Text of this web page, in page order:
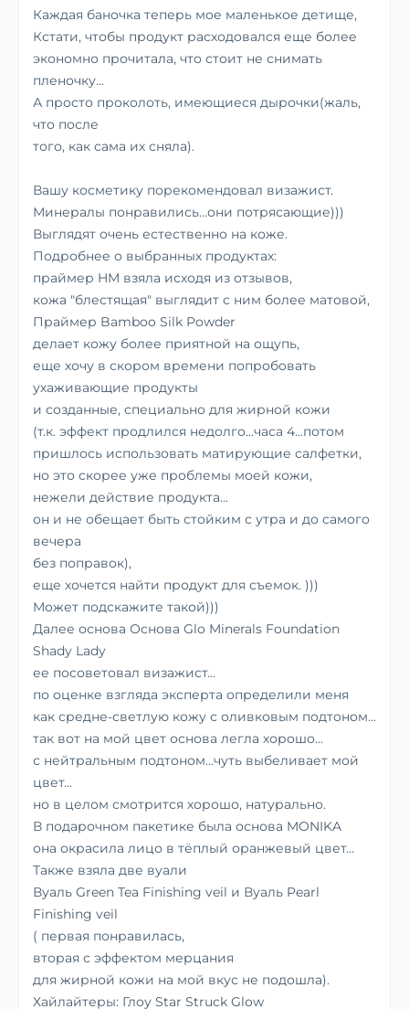
Каждая баночка теперь мое маленькое детище,
Кстати, чтобы продукт расходовался еще более
экономно прочитала, что стоит не снимать
пленочку...
А просто проколоть, имеющиеся дырочки(жаль,
что после
того, как сама их сняла).
Вашу косметику порекомендовал визажист.
Минералы понравились...они потрясающие)))
Выглядят очень естественно на коже.
Подробнее о выбранных продуктах:
праймер HM взяла исходя из отзывов,
кожа "блестящая" выглядит с ним более матовой,
Праймер Bamboo Silk Powder
делает кожу более приятной на ощупь,
еще хочу в скором времени попробовать
ухаживающие продукты
и созданные, специально для жирной кожи
(т.к. эффект продлился недолго...часа 4...потом
пришлось использовать матирующие салфетки,
но это скорее уже проблемы моей кожи,
нежели действие продукта...
он и не обещает быть стойким с утра и до самого
вечера
без поправок),
еще хочется найти продукт для съемок. )))
Может подскажите такой)))
Далее основа Основа Glo Minerals Foundation
Shady Lady
ее посоветовал визажист...
по оценке взгляда эксперта определили меня
как средне-светлую кожу с оливковым подтоном...
так вот на мой цвет основа легла хорошо...
с нейтральным подтоном...чуть выбеливает мой
цвет...
но в целом смотрится хорошо, натурально.
В подарочном пакетике была основа MONIKA
она окрасила лицо в тёплый оранжевый цвет...
Также взяла две вуали
Вуаль Green Tea Finishing veil и Вуаль Pearl
Finishing veil
( первая понравилась,
вторая с эффектом мерцания
для жирной кожи на мой вкус не подошла).
Хайлайтеры: Глоу Star Struck Glow